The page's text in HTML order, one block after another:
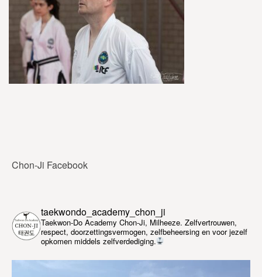
Chon-Ji Facebook
taekwondo_academy_chon_ji
Taekwon-Do Academy Chon-Ji, Milheeze. Zelfvertrouwen,
respect, doorzettingsvermogen, zelfbeheersing en voor jezelf
opkomen middels zelfverdediging.